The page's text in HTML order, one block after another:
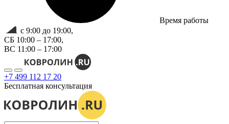
Время работы
с 9:00 до 19:00,
СБ 10:00 – 17:00,
ВС 11:00 – 17:00
+7 499 112 17 20
Бесплатная консультация